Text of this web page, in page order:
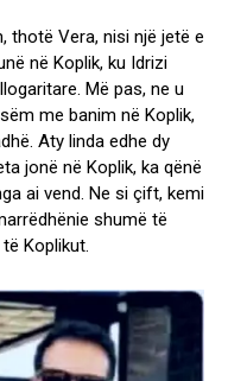
thotë Vera, nisi një jetë e
në Koplik, ku Idrizi
Më pas, ne u
me banim në Koplik,
Aty linda edhe dy
jonë në Koplik, ka qënë
ai vend. Ne si çift, kemi
shumë të
Koplikut.